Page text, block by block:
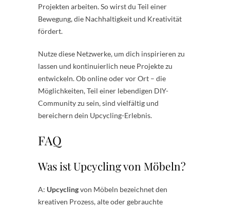
Projekten arbeiten. So wirst du Teil einer
Bewegung, die Nachhaltigkeit und Kreativität
fördert.
Nutze diese Netzwerke, um dich inspirieren zu
lassen und kontinuierlich neue Projekte zu
entwickeln. Ob online oder vor Ort – die
Möglichkeiten, Teil einer lebendigen DIY-
Community zu sein, sind vielfältig und
bereichern dein Upcycling-Erlebnis.
FAQ
Was ist Upcycling von Möbeln?
A: Upcyclingvon Möbeln bezeichnet den
kreativen Prozess, alte oder gebrauchte